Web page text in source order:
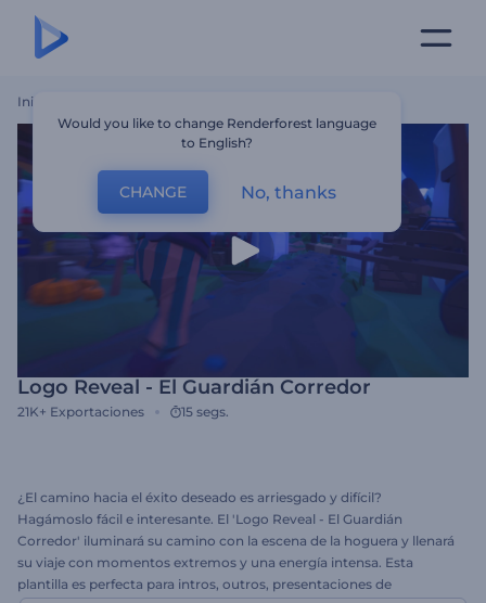
Inicio
Logo Reveal - El Guardián Corredor
21K+ Exportaciones 15 segs.
¿El camino hacia el éxito deseado es arriesgado y difícil?
Hagámoslo fácil e interesante. El 'Logo Reveal - El Guardián
Corredor' iluminará su camino con la escena de la hoguera y llenará
su viaje con momentos extremos y una energía intensa. Esta
plantilla es perfecta para intros, outros, presentaciones de
Would you like to change Renderforest language
to English?
CHANGE No, thanks